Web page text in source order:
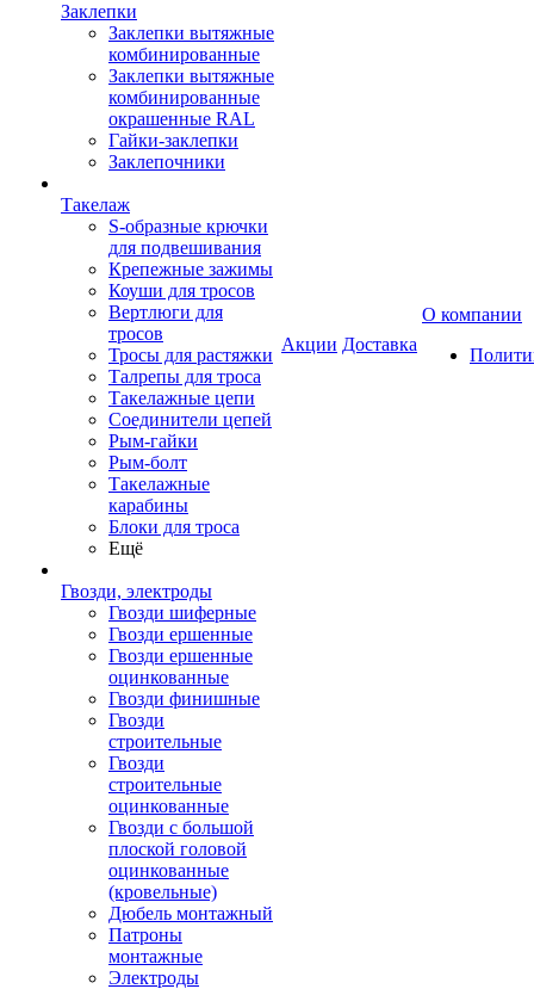
Заклепки
Заклепки вытяжные
комбинированные
Заклепки вытяжные
комбинированные
окрашенные RAL
Гайки-заклепки
Заклепочники
Такелаж
S-образные крючки
для подвешивания
Крепежные зажимы
Коуши для тросов
Вертлюги для
тросов
Тросы для растяжки
Талрепы для троса
Такелажные цепи
Соединители цепей
Рым-гайки
Рым-болт
Такелажные
карабины
Блоки для троса
Ещё
Гвозди, электроды
Гвозди шиферные
Гвозди ершенные
Гвозди ершенные
оцинкованные
Гвозди финишные
Гвозди
строительные
Гвозди
строительные
оцинкованные
Гвозди с большой
плоской головой
оцинкованные
(кровельные)
Дюбель монтажный
Патроны
монтажные
Электроды
Акции Доставка
О компании